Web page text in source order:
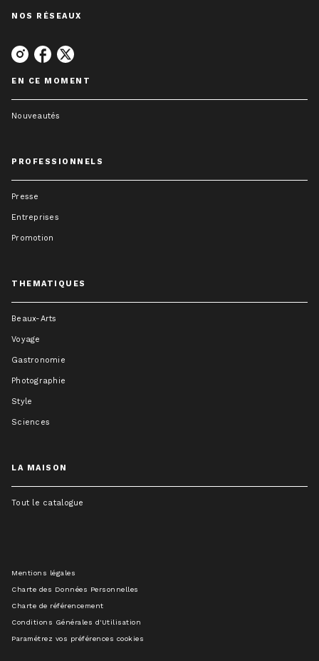
NOS RÉSEAUX
EN CE MOMENT
Nouveautés
PROFESSIONNELS
Presse
Entreprises
Promotion
THEMATIQUES
Beaux-Arts
Voyage
Gastronomie
Photographie
Style
Sciences
LA MAISON
Tout le catalogue
Mentions légales
Charte des Données Personnelles
Charte de référencement
Conditions Générales d'Utilisation
Paramétrez vos préférences cookies